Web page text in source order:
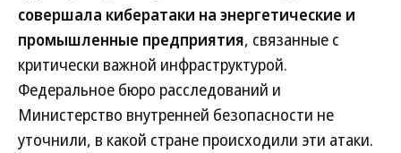
совершала кибератаки на энергетические и
промышленные предприятия, связанные с
критически важной инфраструктурой.
Федеральное бюро расследований и
Министерство внутренней безопасности не
уточнили, в какой стране происходили эти атаки.